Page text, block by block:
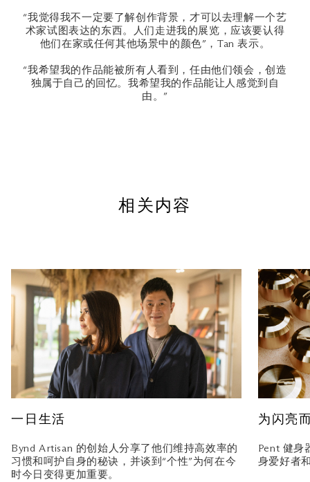
“我觉得我不一定要了解创作背景，才可以去理解一个艺
术家试图表达的东西。人们走进我的展览，应该要认得
他们在家或任何其他场景中的颜色”，Tan 表示。
“我希望我的作品能被所有人看到，任由他们领会，创造
独属于自己的回忆。我希望我的作品能让人感觉到自
由。”
相关内容
一日生活
Bynd Artisan 的创始人分享了他们维持高效率的
习惯和呵护自身的秘诀，并谈到“个性”为何在今
时今日变得更加重要。
为闪亮
Pent 健身
身爱好者